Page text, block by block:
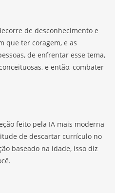
de desconhecimento e
que ter coragem, e as
de enfrentar esse tema,
e então, combater
feito pela IA mais moderna
de descartar currículo no
baseado na idade, isso diz